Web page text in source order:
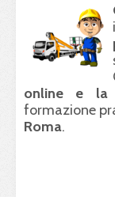
online e la
formazione
Roma.